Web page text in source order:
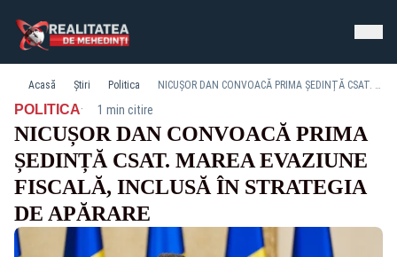
Acasă Știri Politica NICUȘOR DAN CONVOACĂ PRIMA ȘEDINȚĂ CSAT. MAREA EVAZIUNE FISCALĂ, INCLUSĂ ÎN STRATEGIA DE APĂRARE
POLITICA· 1 min citire
NICUȘOR DAN CONVOACĂ PRIMA
ȘEDINȚĂ CSAT. MAREA EVAZIUNE
FISCALĂ, INCLUSĂ ÎN STRATEGIA
DE APĂRARE